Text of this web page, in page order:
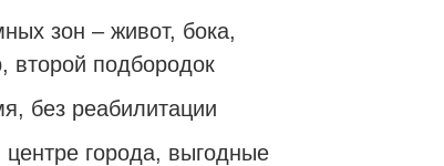
зон – живот, бока,
второй подбородок
без реабилитации
города, выгодные